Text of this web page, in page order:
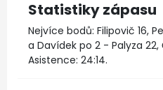
Statistiky zápasu
Nejvíce bodů: Filipovič 16,
a Davídek po 2 - Palyza 22,
Asistence: 24:14.